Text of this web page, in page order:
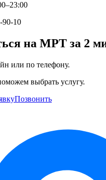
90-10
на МРТ за 2
или по телефону.
выбрать услугу.
Позвонить